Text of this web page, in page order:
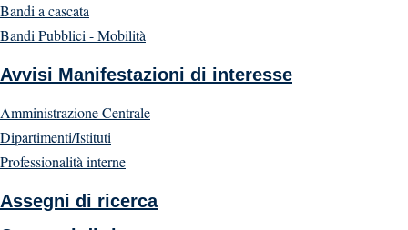
Bandi a cascata
Bandi Pubblici - Mobilità
Avvisi Manifestazioni di interesse
Amministrazione Centrale
Dipartimenti/Istituti
Professionalità interne
Assegni di ricerca